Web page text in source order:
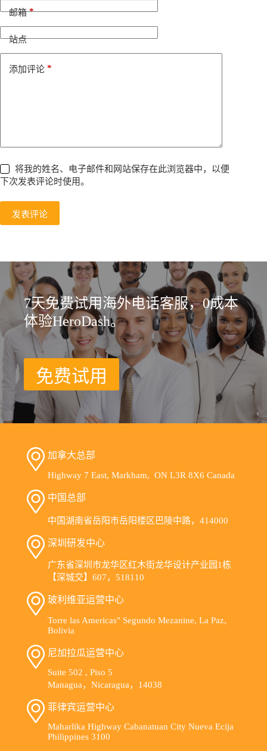
邮箱*
站点
添加评论 *
将我的姓名、电子邮件和网站保存在此浏览器中，以便
下次发表评论时使用。
发表评论
t
i
7天免费试用海外电话客服，0成本
体验HeroDash。
免费试用
加拿大总部
Highway 7 East, Markham, ON L3R 8X6 Canada
中国总部
中国湖南省岳阳市岳阳楼区巴陵中路，414000
深圳研发中心
广东省深圳市龙华区红木街龙华设计产业园1栋
【深城交】607，518110
玻利维亚运营中心
Torre las Americas" Segundo Mezanine, La Paz,
Bolivia
尼加拉瓜运营中心
Suite 502 , Piso 5
Managua，Nicaragua，14038
菲律宾运营中心
Maharlika Highway Cabanatuan City Nueva Ecija
Philippines 3100